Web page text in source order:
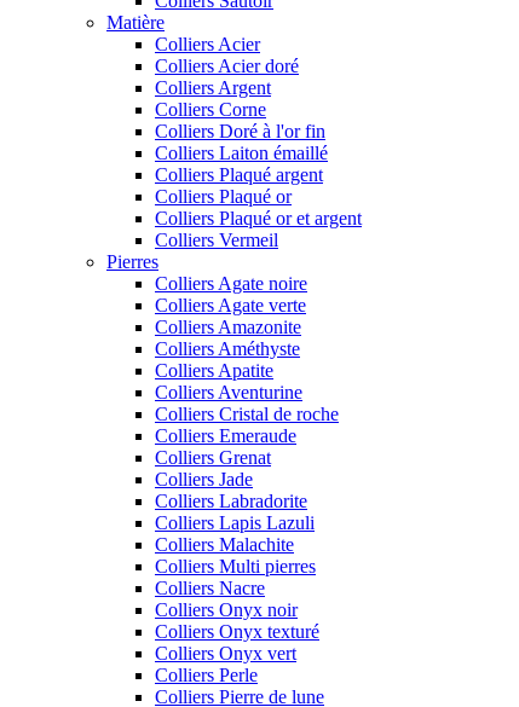
Matière
Colliers Acier
Colliers Acier doré
Colliers Argent
Colliers Corne
Colliers Doré à l'or fin
Colliers Laiton émaillé
Colliers Plaqué argent
Colliers Plaqué or
Colliers Plaqué or et argent
Colliers Vermeil
Pierres
Colliers Agate noire
Colliers Agate verte
Colliers Amazonite
Colliers Améthyste
Colliers Apatite
Colliers Aventurine
Colliers Cristal de roche
Colliers Emeraude
Colliers Grenat
Colliers Jade
Colliers Labradorite
Colliers Lapis Lazuli
Colliers Malachite
Colliers Multi pierres
Colliers Nacre
Colliers Onyx noir
Colliers Onyx texturé
Colliers Onyx vert
Colliers Perle
Colliers Pierre de lune